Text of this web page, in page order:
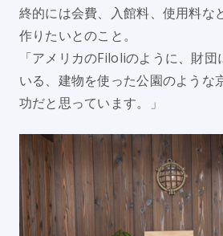
終的には会費、入館料、使用料な
作りたいとのこと。
「アメリカのFiloliのように、財
いる、建物を使った公園のような
功だと思っています。」